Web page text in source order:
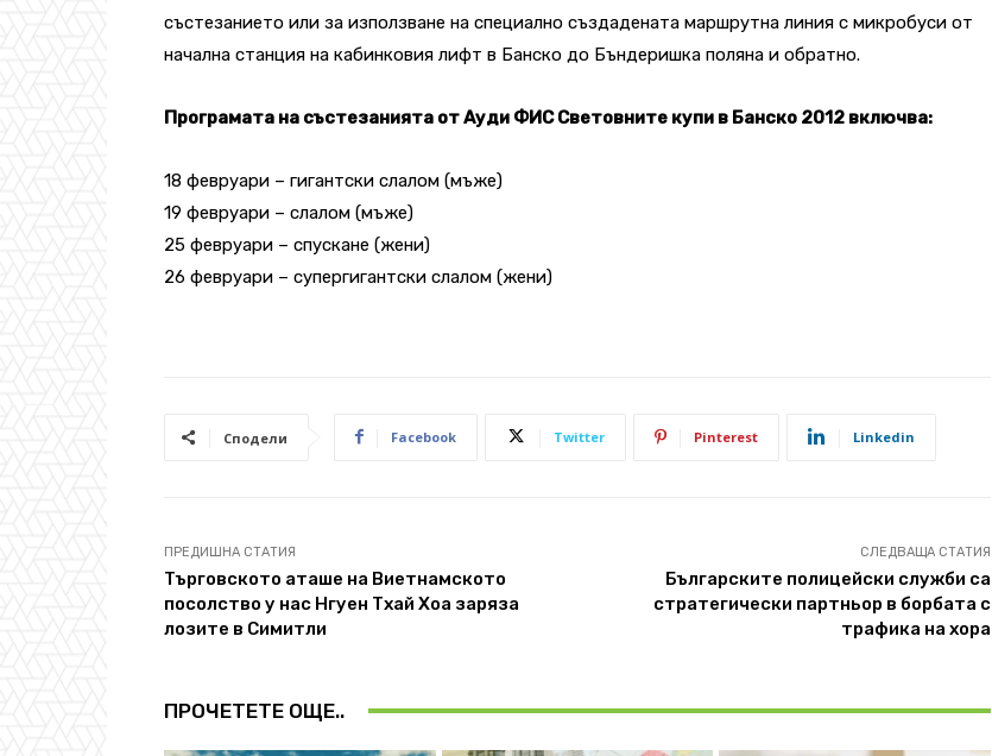
състезанието или за използване на специално създадената маршрутна линия с микробуси от
начална станция на кабинковия лифт в Банско до Бъндеришка поляна и обратно.
Програмата на състезанията от Ауди ФИС Световните купи в Банско 2012 включва:
18 февруари – гигантски слалом (мъже)
19 февруари – слалом (мъже)
25 февруари – спускане (жени)
26 февруари – супергигантски слалом (жени)
Сподели Facebook Twitter Pinterest Linkedin
ПРЕДИШНА СТАТИЯ
Търговското аташе на Виетнамското
посолство у нас Нгуен Тхай Хоа заряза
лозите в Симитли
СЛЕДВАЩА СТАТИЯ
Българските полицейски служби са
стратегически партньор в борбата с
трафика на хора
ПРОЧЕТЕТЕ ОЩЕ..